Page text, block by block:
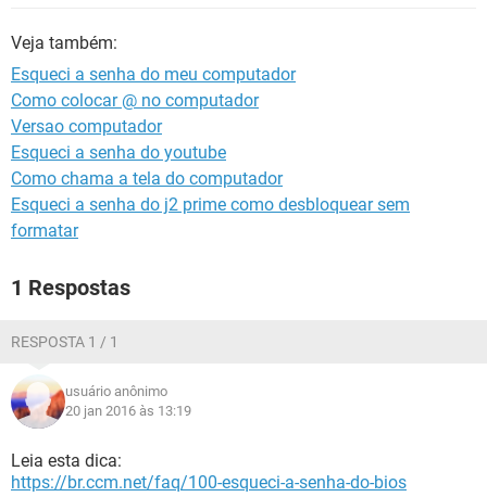
Veja também:
Esqueci a senha do meu computador
Como colocar @ no computador
Versao computador
Esqueci a senha do youtube
Como chama a tela do computador
Esqueci a senha do j2 prime como desbloquear sem
formatar
1 Respostas
RESPOSTA 1 / 1
usuário anônimo
20 jan 2016 às 13:19
Leia esta dica:
https://br.ccm.net/faq/100-esqueci-a-senha-do-bios